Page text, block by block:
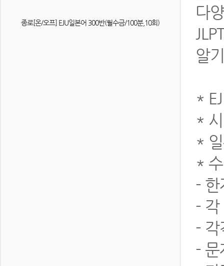
종로[온/오프] EJU일본어 300반(월수금/100분,10회)
다
알
*
*
*
*
- 한
- 각
- 각
- 문